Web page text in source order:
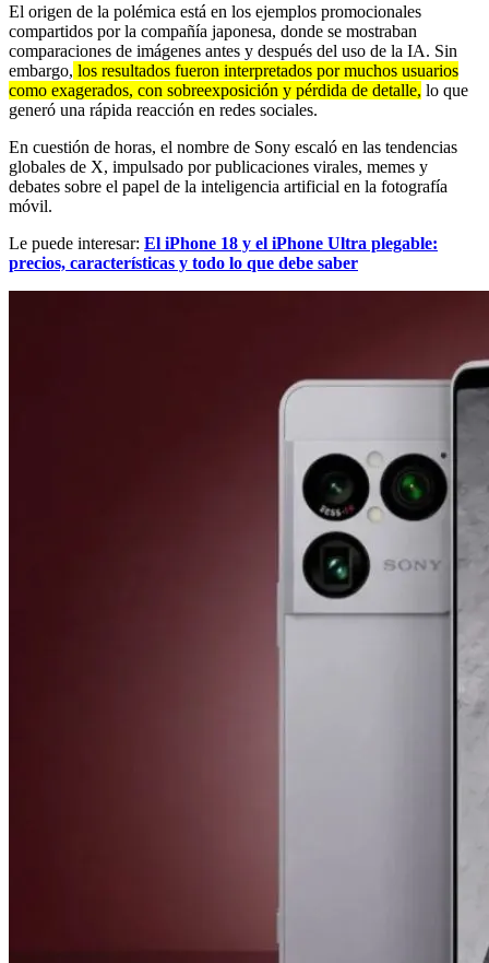
El origen de la polémica está en los ejemplos promocionales
compartidos por la compañía japonesa, donde se mostraban
comparaciones de imágenes antes y después del uso de la IA. Sin
embargo, los resultados fueron interpretados por muchos usuarios
como exagerados, con sobreexposición y pérdida de detalle, lo que
generó una rápida reacción en redes sociales.
En cuestión de horas, el nombre de Sony escaló en las tendencias
globales de X, impulsado por publicaciones virales, memes y
debates sobre el papel de la inteligencia artificial en la fotografía
móvil.
Le puede interesar: El iPhone 18 y el iPhone Ultra plegable:
precios, características y todo lo que debe saber